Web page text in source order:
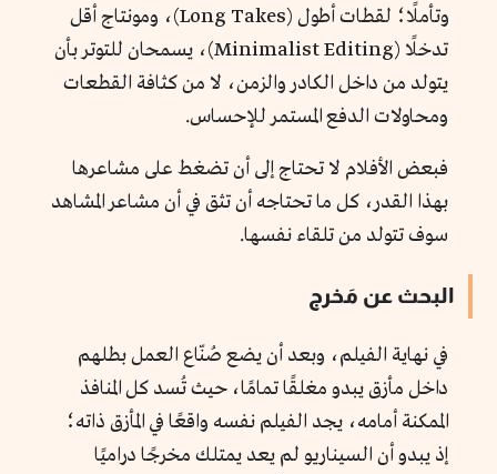
وتأملًا؛ لقطات أطول (Long Takes)، ومونتاج أقل
تدخلًا (Minimalist Editing)، يسمحان للتوتر بأن
يتولد من داخل الكادر والزمن، لا من كثافة القطعات
ومحاولات الدفع المستمر للإحساس.
فبعض الأفلام لا تحتاج إلى أن تضغط على مشاعرها
بهذا القدر، كل ما تحتاجه أن تثق في أن مشاعر المشاهد
سوف تتولد من تلقاء نفسها.
البحث عن مَخرج
في نهاية الفيلم، وبعد أن يضع صُنّاع العمل بطلهم
داخل مأزق يبدو مغلقًا تمامًا، حيث تُسد كل المنافذ
الممكنة أمامه، يجد الفيلم نفسه واقعًا في المأزق ذاته؛
إذ يبدو أن السيناريو لم يعد يمتلك مخرجًا دراميًا